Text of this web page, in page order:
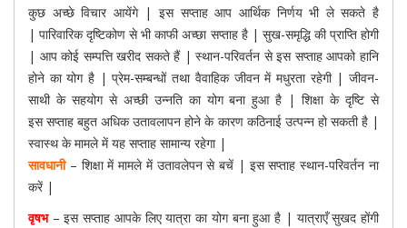
कुछ अच्छे विचार आयेंगे | इस सप्ताह आप आर्थिक निर्णय भी ले सकते है
| पारिवारिक दृष्टिकोण से भी काफी अच्छा सप्ताह है | सुख-समृद्धि की प्राप्ति होगी
| आप कोई सम्पत्ति खरीद सकते हैं | स्थान-परिवर्तन से इस सप्ताह आपको हानि
होने का योग है | प्रेम-सम्बन्धों तथा वैवाहिक जीवन में मधुरता रहेगी | जीवन-
साथी के सहयोग से अच्छी उन्नति का योग बना हुआ है | शिक्षा के दृष्टि से
इस सप्ताह बहुत अधिक उतावलापन होने के कारण कठिनाई उत्पन्न हो सकती है |
स्वास्थ के मामले में यह सप्ताह सामान्य रहेगा |
सावधानी– शिक्षा में मामले में उतावलेपन से बचें | इस सप्ताह स्थान-परिवर्तन ना
करें |
वृषभ– इस सप्ताह आपके लिए यात्रा का योग बना हुआ है | यात्राएँ सुखद होंगी